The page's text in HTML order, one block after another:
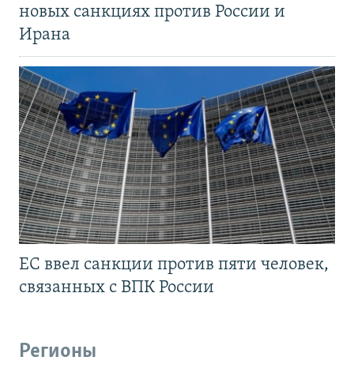
новых санкциях против России и
Ирана
ЕС ввел санкции против пяти человек,
связанных с ВПК России
Регионы